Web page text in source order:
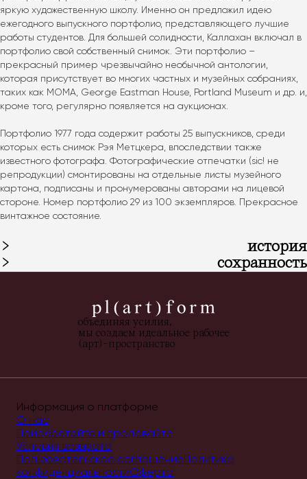
яркую художественную школу. Именно он предложил идею
ежегодного выпускного портфолио, представляющего лучшие
работы студентов. Для большей солидности, Каллахан включал в
портфолио свой собственный снимок. Эти портфолио –
прекрасный пример чрезвычайно необычной антологии,
которая присутствует во многих частных и музейных собраниях,
таких как МОМА, George Eastman House, Portland Museum и др. и,
кроме того, регулярно появляется на аукционах.
Портфолио 1977 года содержит работы 25 выпускников, среди
которых есть снимок Рэя Метцкера, впоследствии также
известного фотографа. Фотографические отпечатки (sic! не
репродукции) смонтированы на отдельные листы музейного
картона, подписаны и пронумерованы авторами на лицевой
стороне. Номер портфолио 29 из 100 экземпляров. Прекрасное
винтажное состояние.
история
сохранность
объединяя усилия,
мы создаем идеальное рабочее
(арт)-пространство
Информация о платформе
О нас
Приобретайте и продавайте
Условия возврата
Пользовательское соглашениеПолитика
конфиденциальностиОферта